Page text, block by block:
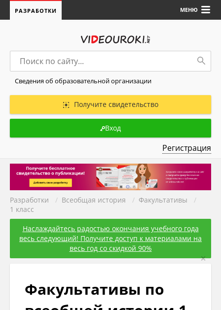
МЕНЮ
РАЗРАБОТКИ
Сведения об образовательной организации
Получите свидетельство
Вход
Регистрация
Разработки / Всеобщая история / Факультативы
/
1 класс
Наслаждайтесь радостью окончания учебного года
весь следующий! Получите доступ к материалами на
весь год со скидкой 90%
×
Факультативы по